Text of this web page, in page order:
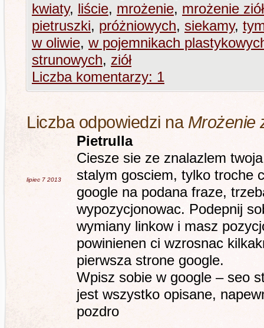
kwiaty, liście, mrożenie, mrożenie ziół
pietruszki, próżniowych, siekamy,
w oliwie, w pojemnikach
strunowych, ziół
Liczba komentarzy: 1
Liczba odpowiedzi na Mrożenie
lipiec 7 2013
Pietrulla
Ciesze sie ze znalazlem
stalym gosciem, tylko troche
google na podana fraze,
wypozycjonowac. Podepnij
wymiany linkow i masz
powinienen ci wzrosnac
pierwsza strone google.
Wpisz sobie w google – seo
jest wszystko opisane,
pozdro